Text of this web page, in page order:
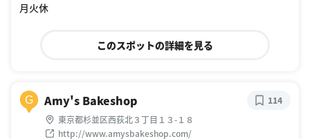
月火休
このスポットの詳細を見る
G Amy's Bakeshop
東京都杉並区西荻北３丁目１３-１８
http://www.amysbakeshop.com/
114